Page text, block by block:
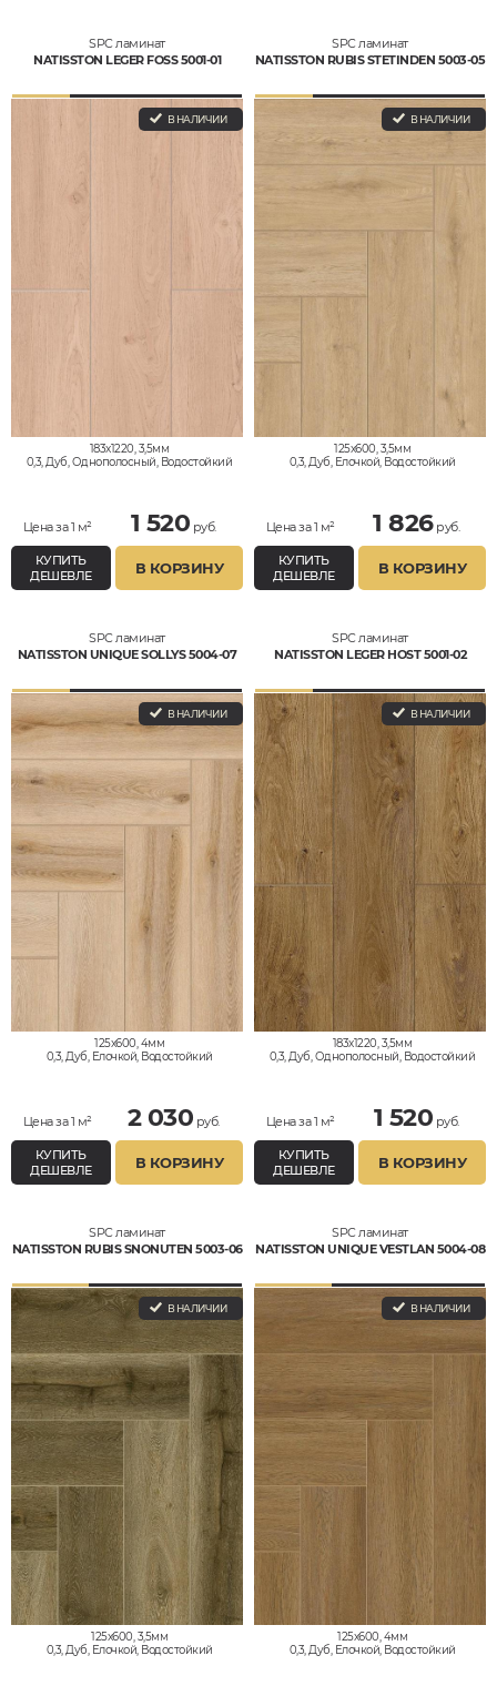
SPC ламинат
NATISSTON LEGER FOSS 5001-01
В НАЛИЧИИ
183x1220, 3,5мм
0,3, Дуб, Однополосный, Водостойкий
Цена за 1 м² 1 520 руб.
КУПИТЬ
ДЕШЕВЛЕ
В КОРЗИНУ
SPC ламинат
NATISSTON RUBIS STETINDEN 5003-05
В НАЛИЧИИ
125x600, 3,5мм
0,3, Дуб, Елочкой, Водостойкий
Цена за 1 м² 1 826руб.
КУПИТЬ
ДЕШЕВЛЕ
В КОРЗИНУ
SPC ламинат
NATISSTON UNIQUE SOLLYS 5004-07
В НАЛИЧИИ
125x600, 4мм
0,3, Дуб, Елочкой, Водостойкий
Цена за 1 м² 2 030 руб.
КУПИТЬ
ДЕШЕВЛЕ
В КОРЗИНУ
SPC ламинат
NATISSTON LEGER HOST 5001-02
В НАЛИЧИИ
183x1220, 3,5мм
0,3, Дуб, Однополосный, Водостойкий
Цена за 1 м² 1 520 руб.
КУПИТЬ
ДЕШЕВЛЕ
В КОРЗИНУ
SPC ламинат
NATISSTON RUBIS SNONUTEN 5003-06
В НАЛИЧИИ
125x600, 3,5мм
0,3, Дуб, Елочкой, Водостойкий
SPC ламинат
NATISSTON UNIQUE VESTLAN 5004-08
В НАЛИЧИИ
125x600, 4мм
0,3, Дуб, Елочкой, Водостойкий